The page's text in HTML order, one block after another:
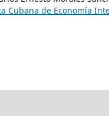
Cubana de Economía